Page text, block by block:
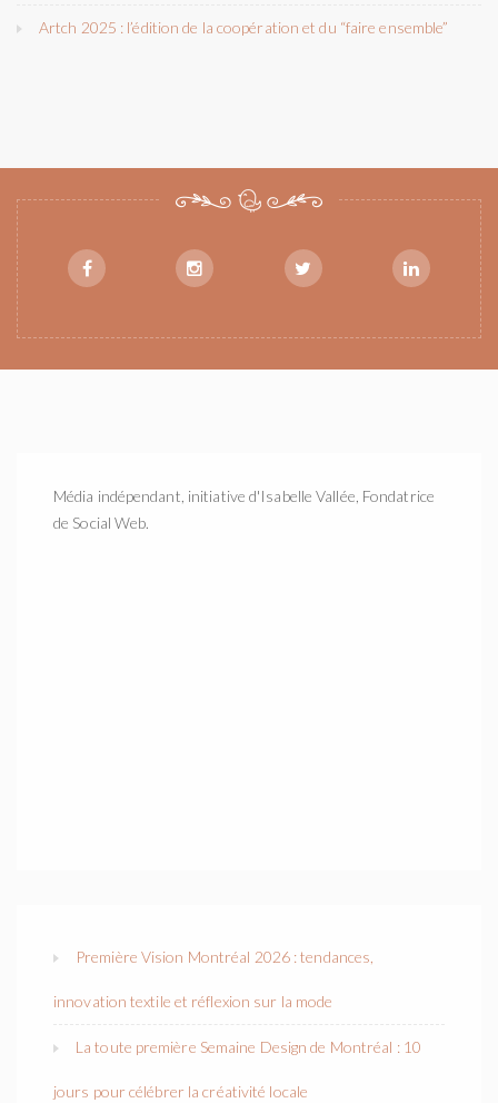
Artch 2025 : l’édition de la coopération et du “faire ensemble”
Média indépendant, initiative d'Isabelle Vallée, Fondatrice
de Social Web.
Première Vision Montréal 2026 : tendances,
innovation textile et réflexion sur la mode
La toute première Semaine Design de Montréal : 10
jours pour célébrer la créativité locale